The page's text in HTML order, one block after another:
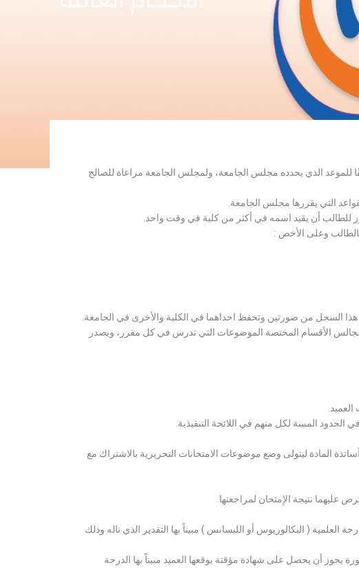
للموعد الذي يحدده مجلس الجامعة، ولمجلس الجامعة مراعاة للصالح
التي يقررها مجلس الجامعة.
للطالب أن يقيد اسمه في أكثر من كلية في وقت واحد.
وعلى الأخص :
السجل من صورتين وتحفظ احداهما في الكلية والأخرى في الجامعة.
مجالس الأقسام المختصة الموضوعات التي تدرس في كل مقرر، ويصدر
المبينة لكل منهم في اللائحة التنفيذية.
المادة ليتولى وضع موضوعات الامتحانات التحريرية بالاشتراك مع
نتيجة الإمتحان لمراجعتها.
( البكالوريوس أو الليسانس ) مبيناً بها التقدير الذي ناله وذلك
أن يحصل على شهادة مؤقتة يوقعها العميد مبيناً بها الدرجة